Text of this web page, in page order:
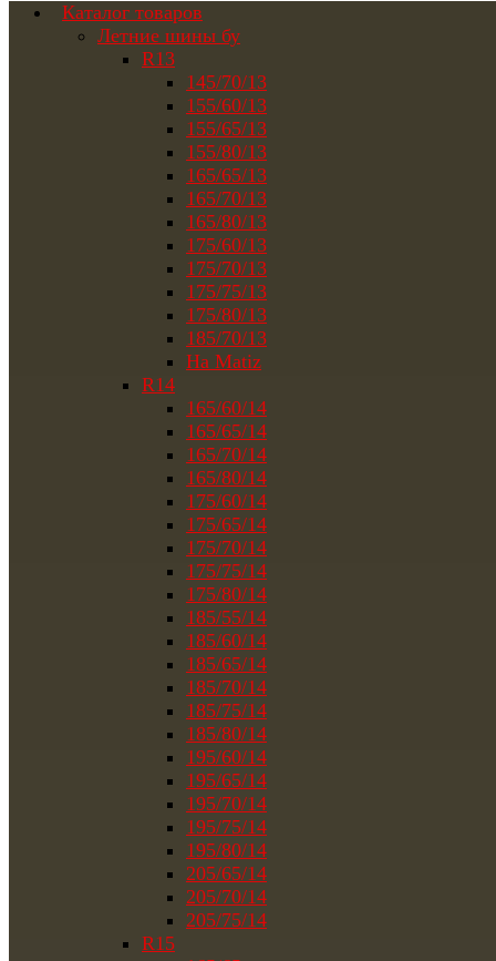
Каталог товаров
Летние шины бу
R13
145/70/13
155/60/13
155/65/13
155/80/13
165/65/13
165/70/13
165/80/13
175/60/13
175/70/13
175/75/13
175/80/13
185/70/13
На Matiz
R14
165/60/14
165/65/14
165/70/14
165/80/14
175/60/14
175/65/14
175/70/14
175/75/14
175/80/14
185/55/14
185/60/14
185/65/14
185/70/14
185/75/14
185/80/14
195/60/14
195/65/14
195/70/14
195/75/14
195/80/14
205/65/14
205/70/14
205/75/14
R15